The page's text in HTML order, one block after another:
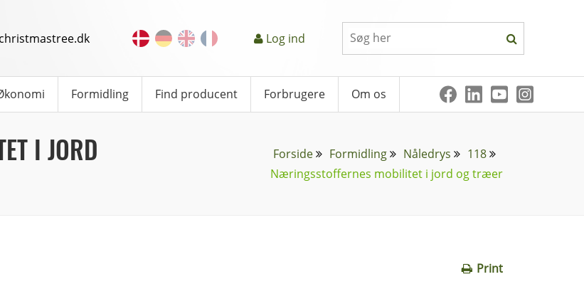
Log ind
Formidling Find producent Forbrugere Om os
I JORD
Forside Formidling Nåledrys
118
Næringsstoffernes mobilitet i jord og træer
Print